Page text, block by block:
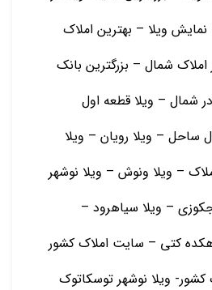
ویلا – بهترین املاک
شمال – بزرگترین بانک
شمال – ویلا قطعه اول
ساحل – ویلا رویان – ویلا
– ویلا ونوش – ویلا نوشهر
– ویلا سیاهرود –
کتی – سایت املاک کشور
ویلا نوشهر توسکاتوک